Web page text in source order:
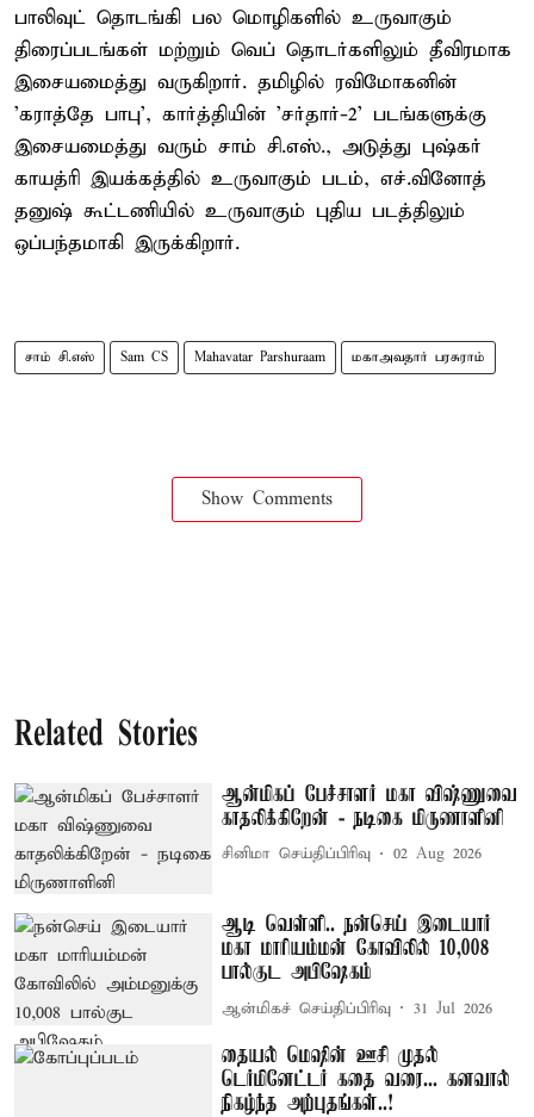
பாலிவுட் தொடங்கி பல மொழிகளில் உருவாகும்
திரைப்படங்கள் மற்றும் வெப் தொடர்களிலும் தீவிரமாக
இசையமைத்து வருகிறார். தமிழில் ரவிமோகனின்
'கராத்தே பாபு', கார்த்தியின் 'சர்தார்-2' படங்களுக்கு
இசையமைத்து வரும் சாம் சி.எஸ்., அடுத்து புஷ்கர்
காயத்ரி இயக்கத்தில் உருவாகும் படம், எச்.வினோத்
தனுஷ் கூட்டணியில் உருவாகும் புதிய படத்திலும்
ஒப்பந்தமாகி இருக்கிறார்.
சாம் சி.எஸ் Sam CS Mahavatar Parshuraam மகாஅவதார் பரசுராம்
Show Comments
Related Stories
ஆன்மிகப் பேச்சாளர் மகா விஷ்ணுவை
காதலிக்கிறேன் - நடிகை மிருணாளினி
சினிமா செய்திப்பிரிவு 02 Aug 2026
ஆடி வெள்ளி.. நன்செய் இடையார்
மகா மாரியம்மன் கோவிலில் 10,008
பால்குட அபிஷேகம்
ஆன்மிகச் செய்திப்பிரிவு 31 Jul 2026
தையல் மெஷின் ஊசி முதல்
டெர்மினேட்டர் கதை வரை... கனவால்
நிகழ்ந்த அற்புதங்கள்..!